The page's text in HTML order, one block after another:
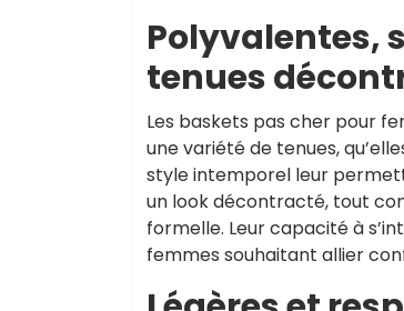
Polyvalentes,
tenues
Les baskets pas cher pour
une variété de tenues,
style intemporel leur
un look décontracté, tout
formelle. Leur capacité à
femmes souhaitant allier